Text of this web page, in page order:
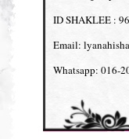
ID SHAKLEE :
Email:
Whatsapp: 016-